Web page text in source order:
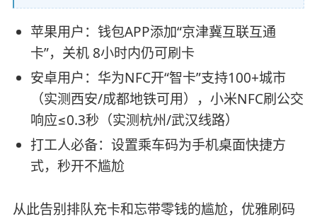
苹果用户：钱包APP添加“京津冀互联互通
卡”，关机 8小时内仍可刷卡
安卓用户：华为NFC开“智卡”支持100+城市
（实测西安/成都地铁可用），小米NFC刷公交
响应≤0.3秒（实测杭州/武汉线路）
打工人必备：设置乘车码为手机桌面快捷方
式，秒开不尴尬
从此告别排队充卡和忘带零钱的尴尬，优雅刷码